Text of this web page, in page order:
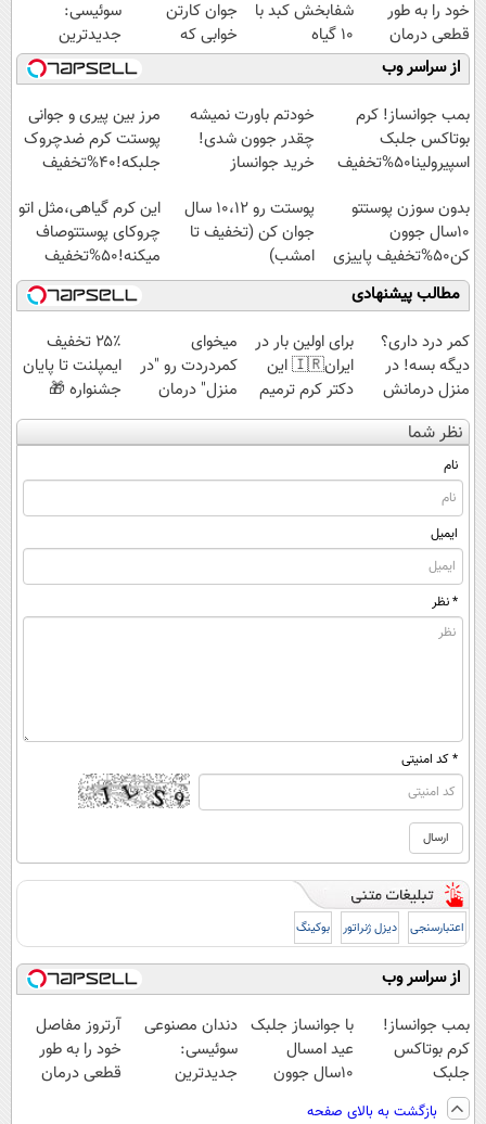
خود را به طور
قطعی درمان
کنید!
◗پرسش‌نامه◖
شفابخش کبد با
10 گیاه
موثر(تخفیف تا
امشب)
جوان کارتن
خوابی که
میلیاردر شد.
آموزش رایگان
سوئیسی:
جدیدترین
فناوری اروپا،
سبک و مقاوم |
پرداخت قسطی
از سراسر وب
بمب جوانساز! کرم
بوتاکس جلبک
اسپیرولینا50%تخفیف
خودتم باورت نمیشه
چقدر جوون شدی!
خرید جوانساز
ویژه
مرز بین پیری و جوانی
پوستت کرم ضدچروک
جلبکه!40%تخفیف
بدون سوزن پوستتو
10سال جوون
کن50%تخفیف پاییزی
پوستت رو 10،12 سال
جوان کن (تخفیف تا
امشب)
این کرم گیاهی،مثل اتو
چروکای پوستتوصاف
میکنه!50%تخفیف
مطالب پیشنهادی
کمر درد داری؟
دیگه بسه! در
منزل درمانش
کن
(◀پرسش‌نامه)
برای اولین بار در
ایران🇮🇷 این
دکتر کرم ترمیم
کننده 23 روزه
میخوای
کمردردت رو "در
منزل" درمان
کنی؟ (◂فیلم +
۲۵٪ تخفیف
ایمپلنت تا پایان
جشنواره 🎁
نظر شما
نام
ایمیل
* نظر
* کد امنیتی
اعتبارسنجی دیزل ژنراتور بوکینگ
از سراسر وب
بمب جوانساز!
کرم بوتاکس
جلبک
اسپیرولینا50%تخفیف
با جوانساز جلبک
عید امسال
۱۰سال جوون
دندان مصنوعی
سوئیسی:
جدیدترین
آرتروز مفاصل
خود را به طور
قطعی درمان
بازگشت به بالای صفحه